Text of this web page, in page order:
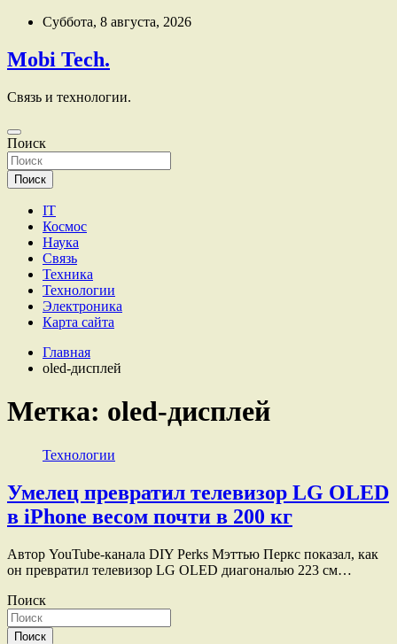
Перейти
содержимому
Суббота, 8 августа, 2026
Mobi Tech.
Связь и технологии.
Поиск
Поиск
IT
Космос
Наука
Связь
Техника
Технологии
Электроника
Карта сайта
Главная
oled-дисплей
Метка: oled-дисплей
Технологии
Умелец превратил телевизор LG OLED
в iPhone весом почти в 200 кг
Автор YouTube-канала DIY Perks Мэттью Перкс показал, как
он превратил телевизор LG OLED диагональю 223 см…
Поиск
Поиск